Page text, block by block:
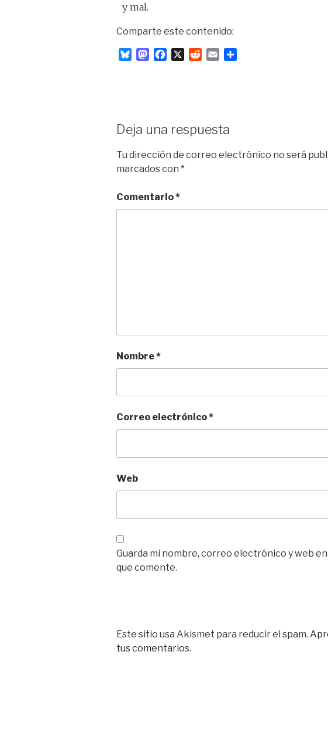
y mal.
Comparte este contenido:
y
M
o
o
X
r
Deja una respuesta
Tu dirección de correo electrónico no será
marcados con *
Comentario*
Nombre*
Correo electrónico*
Web
Guarda mi nombre, correo electrónico y web
que comente.
Este sitio usa Akismet para reducir el spam.
tus comentarios.